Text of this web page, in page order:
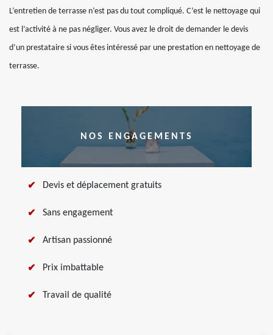
L’entretien de terrasse n’est pas du tout compliqué. C’est le nettoyage qui
est l’activité à ne pas négliger. Vous avez le droit de demander le devis
d’un prestataire si vous êtes intéressé par une prestation en nettoyage de
terrasse.
NOS ENGAGEMENTS
Devis et déplacement gratuits
Sans engagement
Artisan passionné
Prix imbattable
Travail de qualité